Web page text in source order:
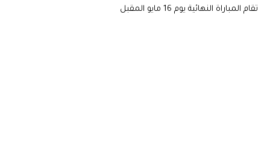
تقام المباراة النهائية يوم 16 مايو المقبل